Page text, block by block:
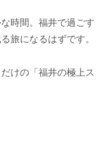
時間。福井で過ごす
旅になるはずです。
けの「福井の極上ス